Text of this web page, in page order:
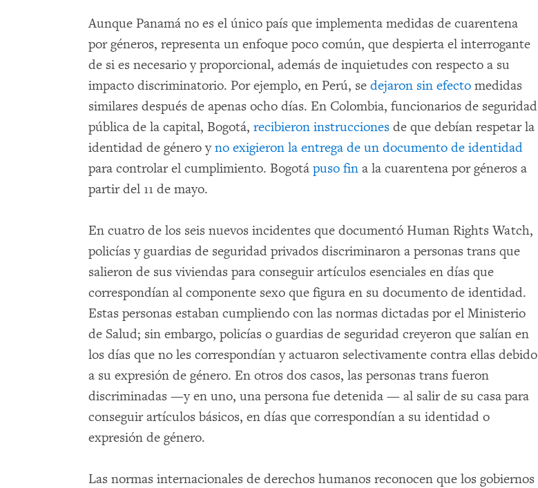
Aunque Panamá no es el único país que implementa medidas de cuarentena
por géneros, representa un enfoque poco común, que despierta el interrogante
de si es necesario y proporcional, además de inquietudes con respecto a su
impacto discriminatorio. Por ejemplo, en Perú, se dejaron sin efecto medidas
similares después de apenas ocho días. En Colombia, funcionarios de seguridad
pública de la capital, Bogotá, recibieron instrucciones de que debían respetar la
identidad de género yno exigieron la entrega de un documento de identidad
para controlar el cumplimiento. Bogotá puso fin a la cuarentena por géneros a
partir del 11 de mayo.
En cuatro de los seis nuevos incidentes que documentó Human Rights Watch,
policías y guardias de seguridad privados discriminaron a personas trans que
salieron de sus viviendas para conseguir artículos esenciales en días que
correspondían al componente sexo que figura en su documento de identidad.
Estas personas estaban cumpliendo con las normas dictadas por el Ministerio
de Salud; sin embargo, policías o guardias de seguridad creyeron que salían en
los días que no les correspondían y actuaron selectivamente contra ellas debido
a su expresión de género. En otros dos casos, las personas trans fueron
discriminadas —y en uno, una persona fue detenida — al salir de su casa para
conseguir artículos básicos, en días que correspondían a su identidad o
expresión de género.
Las normas internacionales de derechos humanos reconocen que los gobiernos